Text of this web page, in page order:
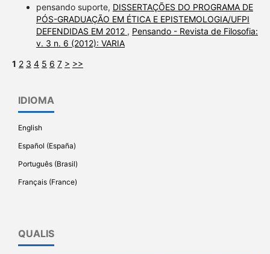
pensando suporte, DISSERTAÇÕES DO PROGRAMA DE
PÓS-GRADUAÇÃO EM ÉTICA E EPISTEMOLOGIA/UFPI
DEFENDIDAS EM 2012 , Pensando - Revista de Filosofia:
v. 3 n. 6 (2012): VARIA
1 2 3 4 5 6 7 > >>
IDIOMA
English
Español (España)
Português (Brasil)
Français (France)
QUALIS